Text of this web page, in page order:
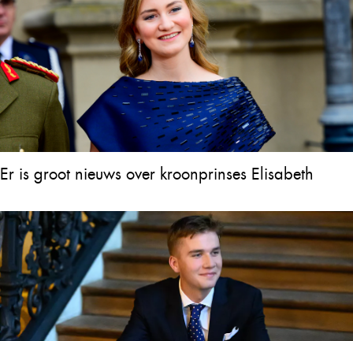
Er is groot nieuws over kroonprinses Elisabeth